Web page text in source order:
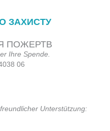
ЗАХИСТУ
ПОЖЕРТВ
Ihre Spende.
06
Unterstützung: